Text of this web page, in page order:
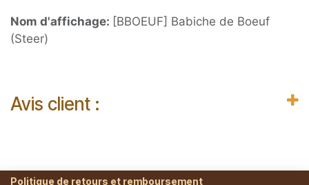
Nom d'affichage: [BBOEUF] Babiche de Boeuf
(Steer)
Avis client :
Politique de retours et remboursement